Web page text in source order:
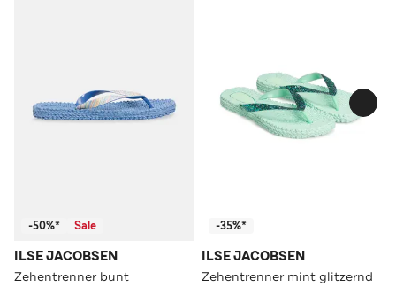
-50%* Sale
ILSE JACOBSEN
Zehentrenner bunt
-35%*
ILSE JACOBSEN
Zehentrenner mint glitzernd